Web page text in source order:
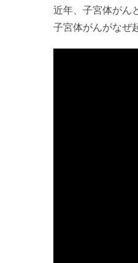
近年、子宮体がん
子宮体がんがなぜ